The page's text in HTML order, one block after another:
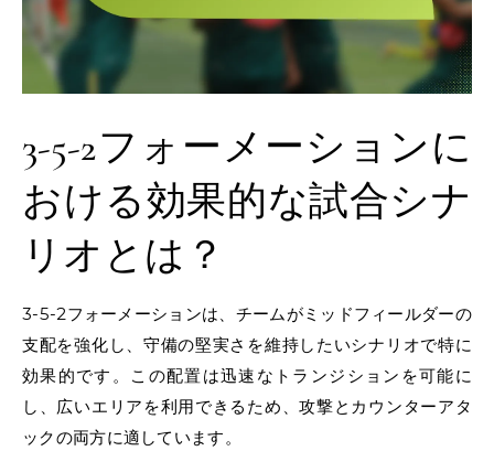
3-5-2フォーメーションに
おける効果的な試合シナ
リオとは？
3-5-2フォーメーションは、チームがミッドフィールダーの
支配を強化し、守備の堅実さを維持したいシナリオで特に
効果的です。この配置は迅速なトランジションを可能に
し、広いエリアを利用できるため、攻撃とカウンターアタ
ックの両方に適しています。